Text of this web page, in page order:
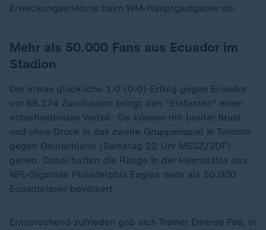
Erweckungserlebnis beim WM-Hauptgastgeber ab.
Mehr als 50.000 Fans aus Ecuador im
Stadion
Der etwas glückliche 1:0 (0:0)-Erfolg gegen Ecuador
vor 68.274 Zuschauern bringt den "Elefanten" einen
entscheidenden Vorteil: Sie können mit breiter Brust
und ohne Druck in das zweite Gruppenspiel in Toronto
gegen Deutschland (Samstag 22 Uhr MESZ/ZDF)
gehen. Dabei hatten die Ränge in der Heimstätte des
NFL-Giganten Philadelphia Eagles mehr als 50.000
Ecuadorianer bevölkert.
Entsprechend zufrieden gab sich Trainer Emerse Faé, in